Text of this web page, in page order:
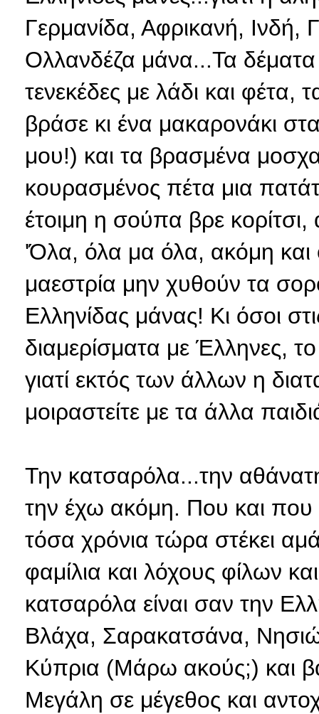
Γερμανίδα, Αφρικανή, Ινδή,
Ολλανδέζα μάνα...Τα δέματα
τενεκέδες με λάδι και φέτα,
βράσε κι ένα μακαρονάκι
μου!) και τα βρασμένα
κουρασμένος πέτα μια
έτοιμη η σούπα βρε κορίτσι,
'Όλα, όλα μα όλα, ακόμη και
μαεστρία μην χυθούν τα
Ελληνίδας μάνας! Κι όσοι
διαμερίσματα με Έλληνες,
γιατί εκτός των άλλων η
μοιραστείτε με τα άλλα
Την κατσαρόλα...την
την έχω ακόμη. Που και που
τόσα χρόνια τώρα στέκει
φαμίλια και λόχους φίλων
κατσαρόλα είναι σαν την
Βλάχα, Σαρακατσάνα,
Κύπρια (Μάρω ακούς;) και
Μεγάλη σε μέγεθος και